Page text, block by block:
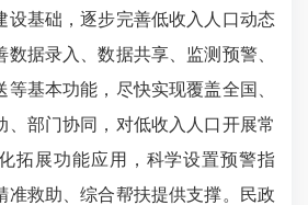
设基础，逐步完善低收入人口动态
据录入、数据共享、监测预警、
基本功能，尽快实现覆盖全国、
、部门协同，对低收入人口开展常
拓展功能应用，科学设置预警指
准救助、综合帮扶提供支撑。民政